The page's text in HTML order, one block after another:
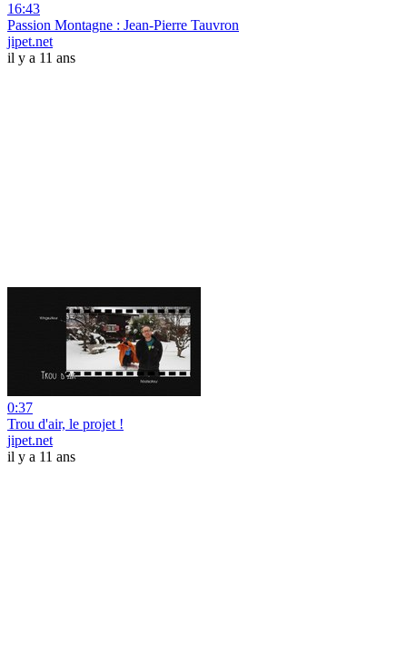
16:43
Passion Montagne : Jean-Pierre Tauvron
jipet.net
il y a 11 ans
0:37
Trou d'air, le projet !
jipet.net
il y a 11 ans